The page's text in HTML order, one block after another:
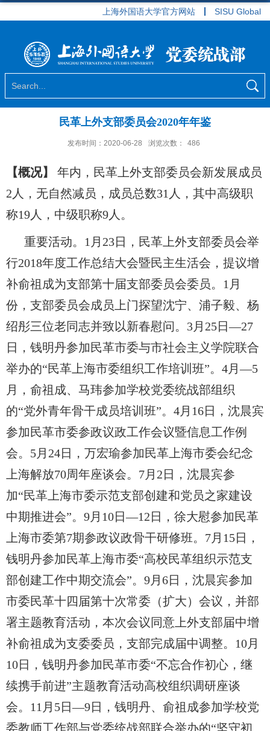
上海外国语大学官方网站 SISU Global
民革上外支部委员会2020年年鉴
发布时间：2020-06-28 浏览次数： 486
【概况】
年内，民革上外支部委员会新发展成员
2人，无自然减员，成员总数31人，其中高级职
称19人，中级职称9人。
重要活动。1月23日，民革上外支部委员会举
行2018年度工作总结大会暨民主生活会，提议增
补俞祖成为支部第十届支部委员会委员。1月
份，支部委员会成员上门探望沈宁、浦子毅、杨
绍彤三位老同志并致以新春慰问。3月25日—27
日，钱明丹参加民革市委与市社会主义学院联合
举办的“民革上海市委组织工作培训班”。4月—5
月，俞祖成、马玮参加学校党委统战部组织
的“党外青年骨干成员培训班”。4月16日，沈晨宾
参加民革市委参政议政工作会议暨信息工作例
会。5月24日，万宏瑜参加民革上海市委会纪念
上海解放70周年座谈会。7月2日，沈晨宾参
加“民革上海市委示范支部创建和党员之家建设
中期推进会”。9月10日—12日，徐大慰参加民革
上海市委第7期参政议政骨干研修班。7月15日，
钱明丹参加民革上海市委“高校民革组织示范支
部创建工作中期交流会”。9月6日，沈晨宾参加
市委民革十四届第十次常委（扩大）会议，并部
署主题教育活动，本次会议同意上外支部届中增
补俞祖成为支委委员，支部完成届中调整。10月
10日，钱明丹参加民革市委“不忘合作初心，继
续携手前进”主题教育活动高校组织调研座谈
会。11月5日—9日，钱明丹、俞祖成参加学校党
委教师工作部与党委统战部联合举办的“坚守初